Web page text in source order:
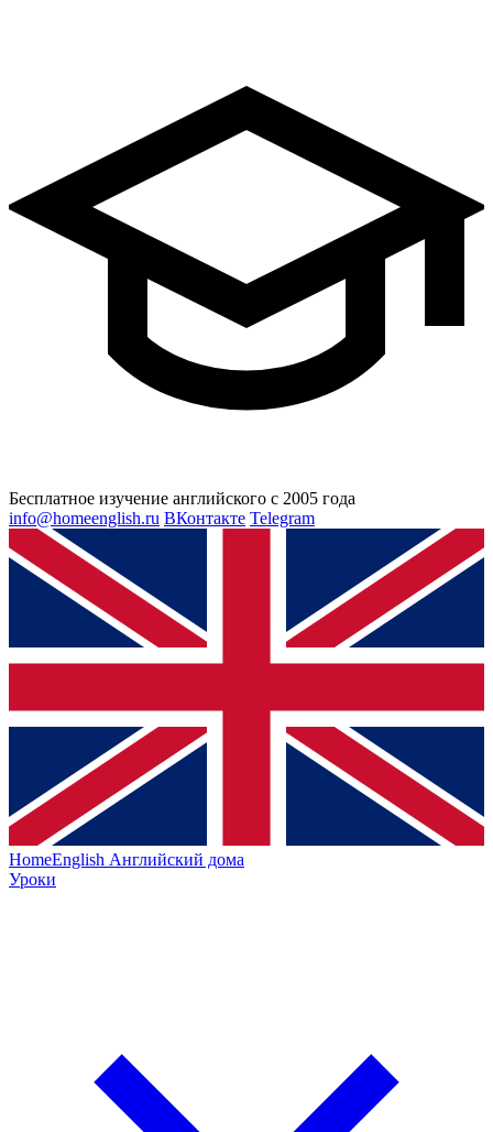
Бесплатное изучение английского с 2005 года
info@homeenglish.ru ВКонтакте Telegram
HomeEnglish Английский дома
Уроки